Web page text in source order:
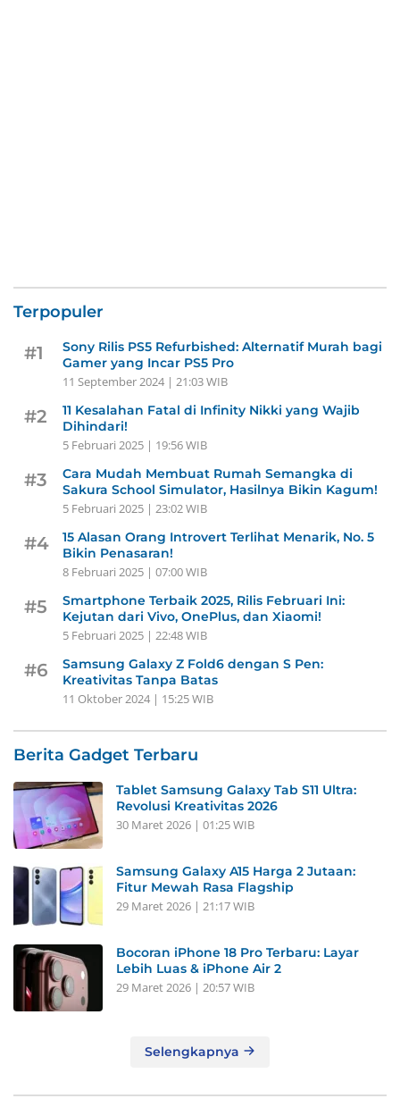
Terpopuler
#1
Sony Rilis PS5 Refurbished: Alternatif Murah bagi
Gamer yang Incar PS5 Pro
11 September 2024 | 21:03 WIB
#2
11 Kesalahan Fatal di Infinity Nikki yang Wajib
Dihindari!
5 Februari 2025 | 19:56 WIB
#3
Cara Mudah Membuat Rumah Semangka di
Sakura School Simulator, Hasilnya Bikin Kagum!
5 Februari 2025 | 23:02 WIB
#4
15 Alasan Orang Introvert Terlihat Menarik, No. 5
Bikin Penasaran!
8 Februari 2025 | 07:00 WIB
#5
Smartphone Terbaik 2025, Rilis Februari Ini:
Kejutan dari Vivo, OnePlus, dan Xiaomi!
5 Februari 2025 | 22:48 WIB
#6
Samsung Galaxy Z Fold6 dengan S Pen:
Kreativitas Tanpa Batas
11 Oktober 2024 | 15:25 WIB
Berita Gadget Terbaru
Tablet Samsung Galaxy Tab S11 Ultra:
Revolusi Kreativitas 2026
30 Maret 2026 | 01:25 WIB
Samsung Galaxy A15 Harga 2 Jutaan:
Fitur Mewah Rasa Flagship
29 Maret 2026 | 21:17 WIB
Bocoran iPhone 18 Pro Terbaru: Layar
Lebih Luas & iPhone Air 2
29 Maret 2026 | 20:57 WIB
Selengkapnya